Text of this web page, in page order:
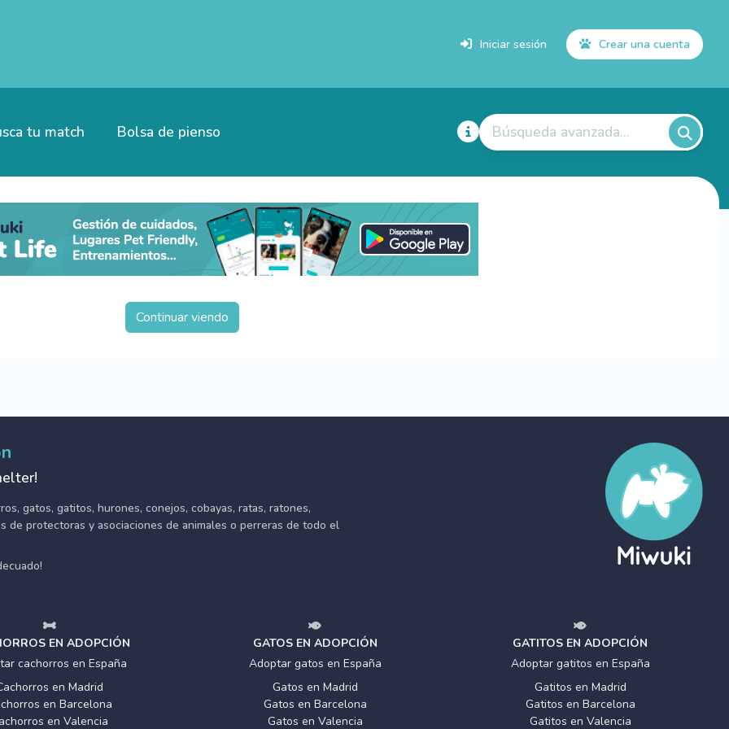
Iniciar sesión Crear una cuenta
tu match Bolsa de pienso Búsqueda avanzada...
Continuar viendo
gatos, gatitos, hurones, conejos, cobayas, ratas, ratones,
de protectoras y asociaciones de animales o perreras de todo el
EN ADOPCIÓN
cachorros en España
en Madrid
en Barcelona
en Valencia
GATOS EN ADOPCIÓN
Adoptar gatos en España
Gatos en Madrid
Gatos en Barcelona
Gatos en Valencia
GATITOS EN ADOPCIÓN
Adoptar gatitos en España
Gatitos en Madrid
Gatitos en Barcelona
Gatitos en Valencia